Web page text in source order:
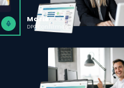
Marie
DPO confirmée